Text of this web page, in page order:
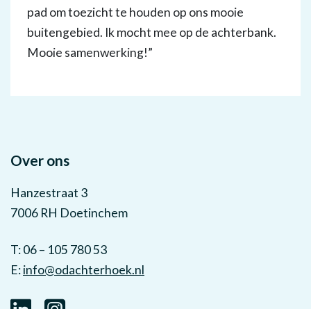
pad om toezicht te houden op ons mooie
buitengebied. Ik mocht mee op de achterbank.
Mooie samenwerking!”
Over ons
Hanzestraat 3
7006 RH Doetinchem
T: 06 – 105 780 53
E:info@odachterhoek.nl